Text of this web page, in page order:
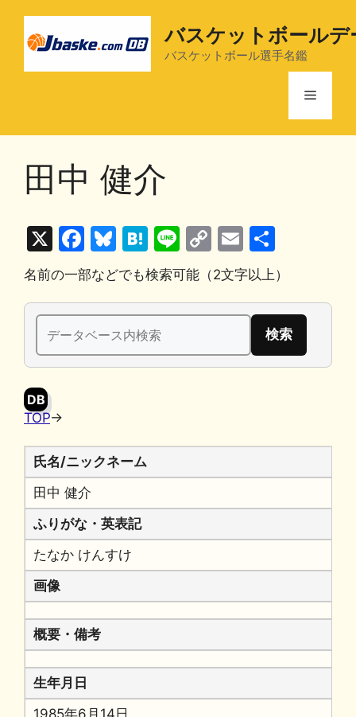
バスケットボールデ
バスケットボール選手名鑑
メ
田中 健介
X
F
a
c
e
b
o
Bl
u
e
s
k
y
H
at
e
n
a
Li
n
e
C
o
p
y
n
E
m
ai
l
有
名前の一部などでも検索可能（2文字以上）
検
索:
DB
TOP→
氏名/ニックネーム
田中 健介
ふりがな・英表記
たなか けんすけ
画像
概要・備考
生年月日
1985年6月14日